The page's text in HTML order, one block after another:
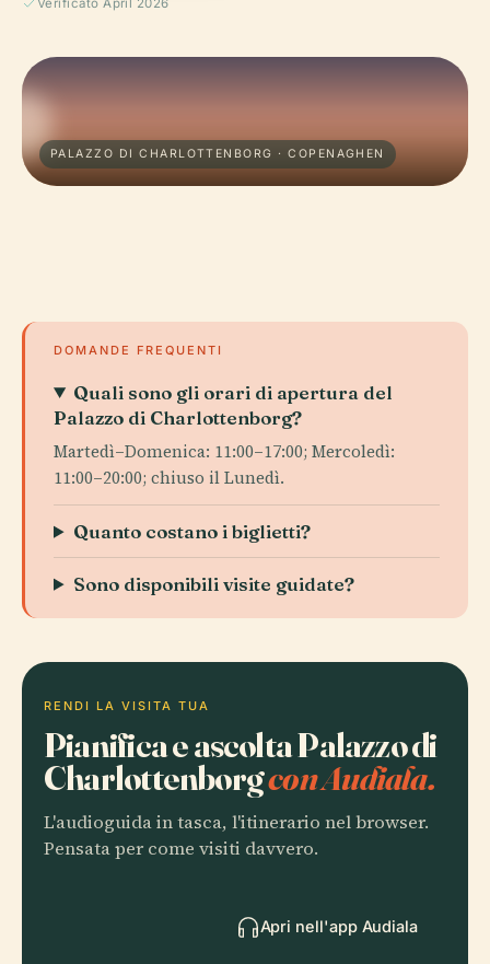
PALAZZO DI CHARLOTTENBORG · COPENAGHEN
DOMANDE FREQUENTI
Quali sono gli orari di apertura del
Palazzo di Charlottenborg?
Martedì–Domenica: 11:00–17:00; Mercoledì:
11:00–20:00; chiuso il Lunedì.
Quanto costano i biglietti?
Sono disponibili visite guidate?
RENDI LA VISITA TUA
Pianifica e ascolta Palazzo di
Charlottenborgcon Audiala.
L'audioguida in tasca, l'itinerario nel browser.
Pensata per come visiti davvero.
Apri nell'app Audiala